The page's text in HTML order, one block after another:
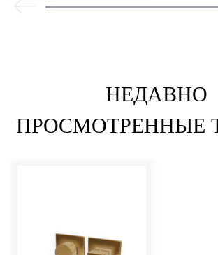
НЕДАВНО
ПРОСМОТРЕННЫЕ